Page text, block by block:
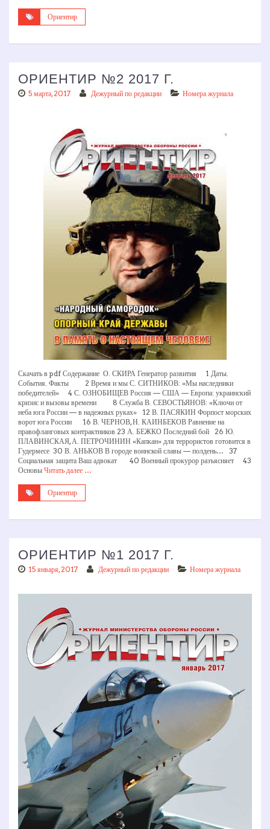
Ориентир
ОРИЕНТИР №2 2017 Г.
5 марта, 2017 Дежурный по редакции Номера журнала
Скачать в pdf Содержание О. СКИРА Генератор развития 1 Даты.
События. Факты 2 Время и мы С. СИТНИКОВ: «Мы наследники
победителей» 4 С. ОЗНОБИЩЕВ Россия — США — Европа: украинский
кризис и вызовы времени 8 Служба В. СЕВОСТЬЯНОВ: «Ключи от
неба юга России — в надежных руках» 12 В. ПАСЯКИН Форпост морских
ворот юга России 16 В. ЧЕРНОВ, Н. КАИНБЕКОВ Равнение на
правофланговых контрактников 23 А. БЕЖКО Последний бой 26 Ю.
ПЛАВИНСКАЯ, А. ПЕТРОЧИНИН «Капкан» для террористов готовится в
Гудермесе 30 В. АНЬКОВ В городе воинской славы — полдень… 37
Социальная защита Ваш адвокат 40 Военный прокурор разъясняет 43
Основы Читать далее …
Ориентир
ОРИЕНТИР №1 2017 Г.
15 января, 2017 Дежурный по редакции Номера журнала